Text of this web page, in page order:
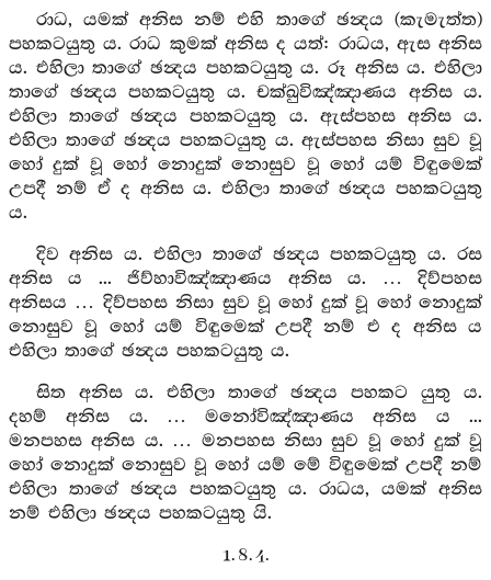
රාධ, යමක් අනිස නම් එහි තාගේ ඡන්‍දය (කැමැත්ත)
පහකටයුතු ය. රාධ කුමක් අනිස ද යත්: රාධය, ඇස අනිස
ය. එහිලා තාගේ ඡන්‍දය පහකටයුතු ය. රූ අනිස ය. එහිලා
තාගේ ඡන්‍දය පහකටයුතු ය. චක්ඛුවිඤ්ඤාණය අනිස ය.
එහිලා තාගේ ඡන්‍දය පහකටයුතු ය. ඇස්පහස අනිස ය.
එහිලා තාගේ ඡන්‍දය පහකටයුතු ය. ඇස්පහස නිසා සුව වූ
හෝ දුක් වූ හෝ නොදුක් නොසුව වූ හෝ යම් විඳුමෙක්
උපදී නම් ඒ ද අනිස ය. එහිලා තාගේ ඡන්‍දය පහකටයුතු
ය.
දිව අනිස ය. එහිලා තාගේ ඡන්‍දය පහකටයුතු ය. රස
අනිස ය ... ජිව්හාවිඤ්ඤාණය අනිස ය. … දිව්පහස
අනිසය … දිව්පහස නිසා සුව වූ හෝ දුක් වූ හෝ නොදුක්
නොසුව වූ හෝ යම් විඳුමෙක් උපදී නම් එ ද අනිස ය
එහිලා තාගේ ඡන්‍දය පහකටයුතු ය.
සිත අනිස ය. එහිලා තාගේ ඡන්‍දය පහකට යුතු ය.
දහම් අනිස ය. … මනෝවිඤ්ඤාණය අනිස ය ...
මනපහස අනිස ය. … මනපහස නිසා සුව වූ හෝ දුක් වූ
හෝ නොදුක් නොසුව වූ හෝ යම් මේ විඳුමෙක් උපදී නම්
එහිලා තාගේ ඡන්‍දය පහකටයුතු ය. රාධය, යමක් අනිස
නම් එහිලා ඡන්‍දය පහකටයුතු යි.
1. 8. 4.